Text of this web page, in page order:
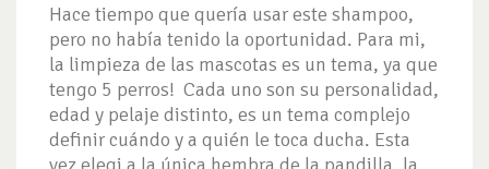
Hace tiempo que quería usar este shampoo,
pero no había tenido la oportunidad. Para mi,
la limpieza de las mascotas es un tema, ya que
tengo 5 perros! Cada uno son su personalidad,
edad y pelaje distinto, es un tema complejo
definir cuándo y a quién le toca ducha. Esta